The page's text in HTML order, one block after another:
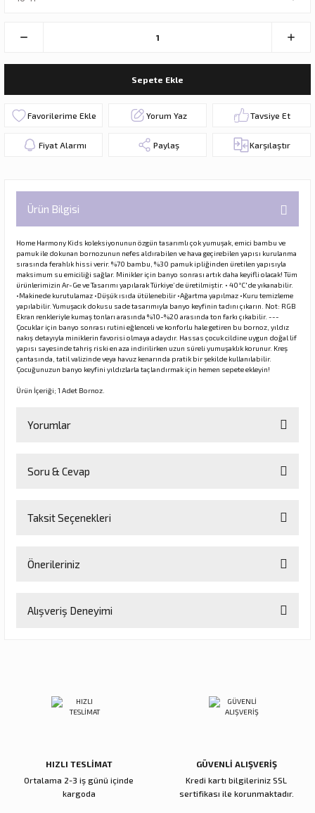
Sepete Ekle
Yorum Yaz Tavsiye Et
Fiyat Alarmı Paylaş Karşılaştır
Ürün Bilgisi
Home Harmony Kids koleksiyonunun özgün tasarımlı çok yumuşak, emici bambu ve
pamuk ile dokunan bornozunun nefes aldırabilen ve hava geçirebilen yapısı kurulanma
sırasında ferahlık hissi verir. %70 bambu, %30 pamuk ipliğinden üretilen yapısıyla
maksimum su emiciliği sağlar. Minikler için banyo sonrası artık daha keyifli olacak! Tüm
ürünlerimizin Ar-Ge ve Tasarımı yapılarak Türkiye’de üretilmiştir. • 40°C'de yıkanabilir.
•Makinede kurutulamaz •Düşük ısıda ütülenebilir •Ağartma yapılmaz •Kuru temizleme
yapılabilir. Yumuşacık dokusu sade tasarımıyla banyo keyfinin tadını çıkarın. Not: RGB
Ekran renkleriyle kumaş tonları arasında %10-%20 arasında ton farkı çıkabilir. ---
Çocuklar için banyo sonrası rutini eğlenceli ve konforlu hale getiren bu bornoz, yıldız
nakış detayıyla miniklerin favorisi olmaya adaydır. Hassas çocuk cildine uygun doğal lif
yapısı sayesinde tahriş riski en aza indirilirken uzun süreli yumuşaklık korunur. Kreş
çantasında, tatil valizinde veya havuz kenarında pratik bir şekilde kullanılabilir.
Çocuğunuzun banyo keyfini yıldızlarla taçlandırmak için hemen sepete ekleyin!
Ürün İçeriği; 1 Adet Bornoz.
Yorumlar
Soru & Cevap
Taksit Seçenekleri
Önerileriniz
konularda yetersiz gördüğünüz noktaları öneri formunu kullanarak
Ürün açıklamasında eksik bilgiler bulunuyor.
Ürün bilgilerinde hatalar bulunuyor.
Alışveriş Deneyimi
HIZLI TESLİMAT
Ortalama 2-3 iş günü içinde
kargoda
GÜVENLİ ALIŞVERİŞ
Kredi kartı bilgileriniz SSL
sertifikası ile korunmaktadır.